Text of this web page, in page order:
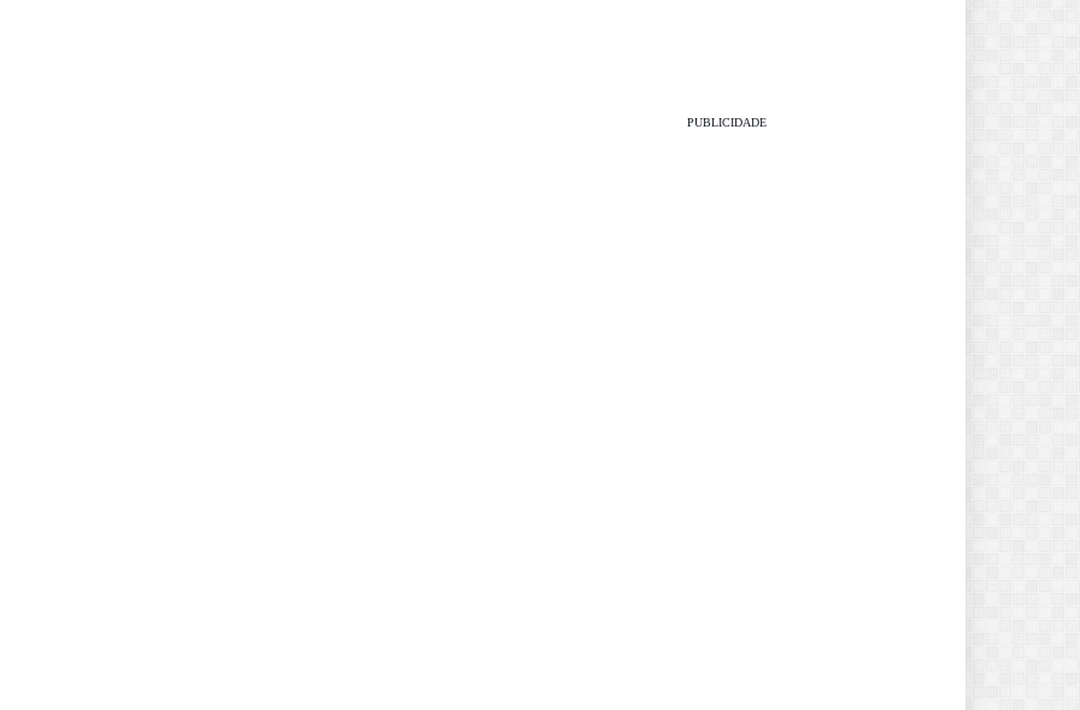
PUBLICIDADE